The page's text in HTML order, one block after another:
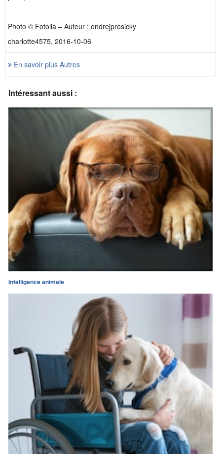
Photo © Fotolia – Auteur : ondrejprosicky
charlotte4575, 2016-10-06
En savoir plus Autres
Intéressant aussi :
Intelligence animale